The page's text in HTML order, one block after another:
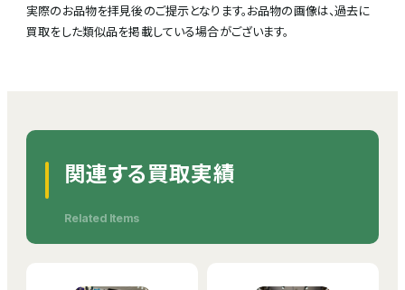
実際のお品物を拝見後のご提示となります。お品物の画像は、過去に
買取をした類似品を掲載している場合がございます。
関連する買取実績
Related Items